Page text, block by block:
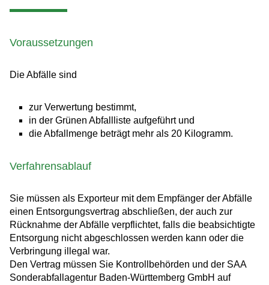
Voraussetzungen
Die Abfälle sind
zur Verwertung bestimmt,
in der Grünen Abfallliste aufgeführt und
die Abfallmenge beträgt mehr als 20 Kilogramm.
Verfahrensablauf
Sie müssen als Exporteur mit dem Empfänger der Abfälle
einen Entsorgungsvertrag abschließen, der auch zur
Rücknahme der Abfälle verpflichtet, falls die beabsichtigte
Entsorgung nicht abgeschlossen werden kann oder die
Verbringung illegal war.
Den Vertrag müssen Sie Kontrollbehörden und der SAA
Sonderabfallagentur Baden-Württemberg GmbH auf